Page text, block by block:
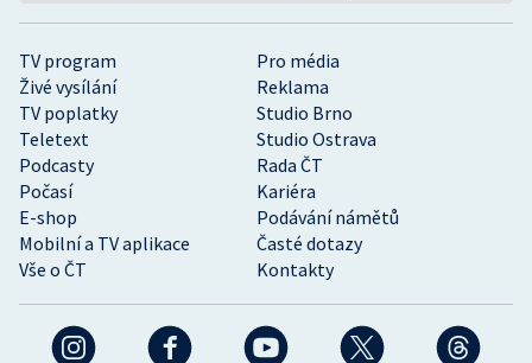
TV program
Pro média
Živé vysílání
Reklama
TV poplatky
Studio Brno
Teletext
Studio Ostrava
Podcasty
Rada ČT
Počasí
Kariéra
E-shop
Podávání námětů
Mobilní a TV aplikace
Časté dotazy
Vše o ČT
Kontakty